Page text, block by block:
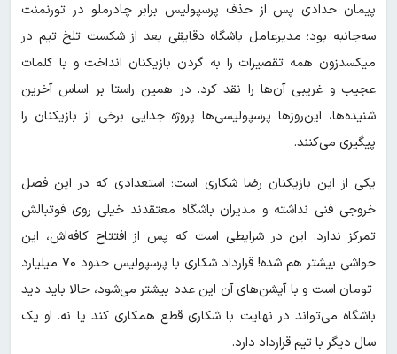
پیمان حدادی پس از حذف پرسپولیس برابر چادرملو در تورنمنت
سه‌جانبه بود؛ مدیرعامل باشگاه دقایقی بعد از شکست تلخ تیم در
میکسدزون همه تقصیرات را به گردن بازیکنان انداخت و با کلمات
عجیب و غریبی آن‌ها را نقد کرد. در همین راستا بر اساس آخرین
شنیده‌ها، این‌روزها پرسپولیسی‌ها پروژه جدایی برخی از بازیکنان را
پیگیری می‌کنند.
یکی از این بازیکنان رضا شکاری است؛ استعدادی که در این فصل
خروجی فنی نداشته و مدیران باشگاه معتقدند خیلی روی فوتبالش
تمرکز ندارد. این در شرایطی است که پس از افتتاح کافه‌اش، این
حواشی بیشتر هم شده! قرارداد شکاری با پرسپولیس حدود ۷۰ میلیارد
تومان است و با آپشن‌های آن این عدد بیشتر می‌شود، حالا باید دید
باشگاه می‌تواند در نهایت با شکاری قطع همکاری کند یا نه. او یک
سال دیگر با تیم قرارداد دارد.